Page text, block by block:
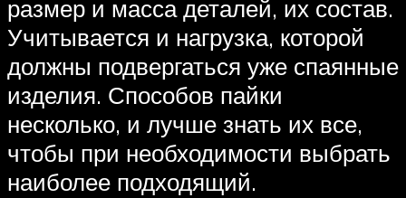
размер и масса деталей, их состав.
Учитывается и нагрузка, которой
должны подвергаться уже спаянные
изделия. Способов пайки
несколько, и лучше знать их все,
чтобы при необходимости выбрать
наиболее подходящий.